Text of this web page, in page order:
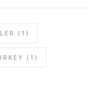
(1)
(1)